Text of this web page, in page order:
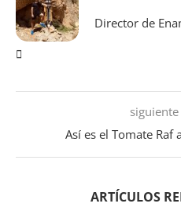
Director de
Así es el Tomate Raf
ARTÍCULOS